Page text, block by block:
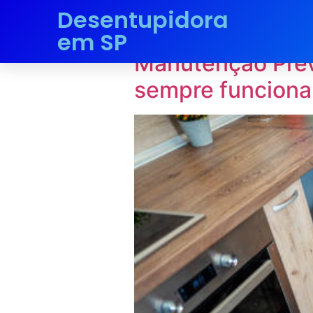
Desentupidora
em SP
Tag:
Manutenção
sempre